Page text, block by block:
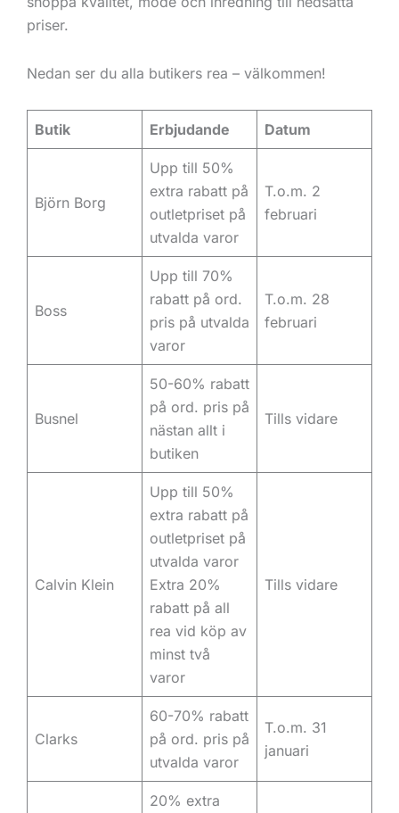
priser.
Nedan ser du alla butikers rea – välkommen!
Butik Erbjudande Datum
Björn Borg
Upp till 50%
extra rabatt på
outletpriset på
utvalda varor
T.o.m. 2
februari
Boss
Upp till 70%
rabatt på ord.
pris på utvalda
varor
T.o.m. 28
februari
Busnel
50-60% rabatt
på ord. pris på
nästan allt i
butiken
Tills vidare
Calvin Klein
Upp till 50%
extra rabatt på
outletpriset på
utvalda varor
Extra 20%
rabatt på all
rea vid köp av
minst två
varor
Tills vidare
Clarks
60-70% rabatt
på ord. pris på
utvalda varor
T.o.m. 31
januari
20% extra